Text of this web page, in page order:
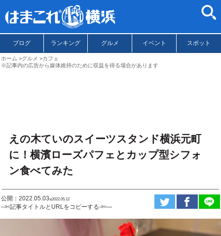
ブログ ランキング グルメ イベント スポット
ホーム グルメ
カフェ
※記事内の広告から媒体維持のために収益を得る場合があります
えの木ていのスイーツスタンド横浜元町
に！横濱ローズパフェとカップ型シフォ
ン食べてみた
公開：2022.05.03ಇ2022.05.12
--✄記事タイトルとURLをコピーする-✄—